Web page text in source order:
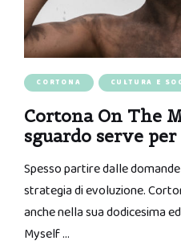
CORTONA CULTURA E
Cortona On The
sguardo serve
Spesso partire dalle
strategia di evoluzione.
anche nella sua dodicesima
Myself …